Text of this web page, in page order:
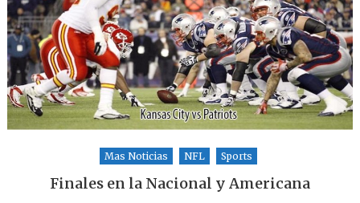
Mas Noticias NFL Sports
Finales en la Nacional y Americana